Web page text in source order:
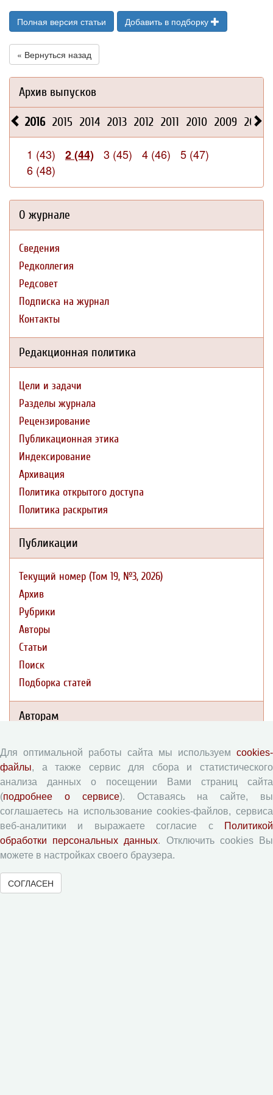
Полная версия статьи Добавить в подборку
« Вернуться назад
Архив выпусков
2016 2015 2014 2013 2012 2011 2010 2009 2008
1 (43) 2 (44) 3 (45) 4 (46)
5 (47)
6 (48)
О журнале
Сведения
Редколлегия
Редсовет
Подписка на журнал
Контакты
Редакционная политика
Цели и задачи
Разделы журнала
Рецензирование
Публикационная этика
Индексирование
Архивация
Политика открытого доступа
Политика раскрытия
Публикации
Текущий номер (Том 19, №3, 2026)
Архив
Рубрики
Авторы
Статьи
Поиск
Подборка статей
Авторам
Правила для авторов
Типовой лицензионный договор
Согласие на обработку персональных данных
Авторские права
Рецензентам
Памятка рецензенту
Для оптимальной работы сайта мы используем cookies-
файлы, а также сервис для сбора и статистического
анализа данных о посещении Вами страниц сайта
(подробнее о сервисе). Оставаясь на сайте, вы
соглашаетесь на использование cookies-файлов, сервиса
веб-аналитики и выражаете согласие с
Политикой
обработки персональных данных. Отключить cookies Вы
можете в настройках своего браузера.
СОГЛАСЕН